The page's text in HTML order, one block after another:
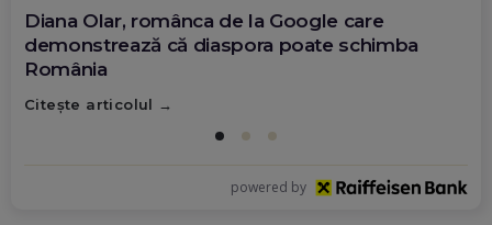
Diana Olar, românca de la Google care
demonstrează că diaspora poate schimba
România
Citește articolul
powered by